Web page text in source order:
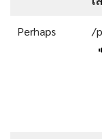
Perhaps
/